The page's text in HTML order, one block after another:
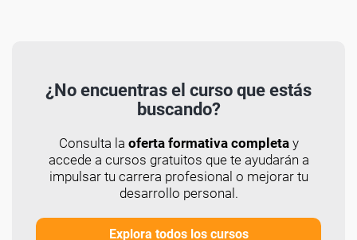
¿No encuentras el curso que estás
buscando?
Consulta la oferta formativa completay
accede a cursos gratuitos que te ayudarán a
impulsar tu carrera profesional o mejorar tu
desarrollo personal.
Explora todos los cursos